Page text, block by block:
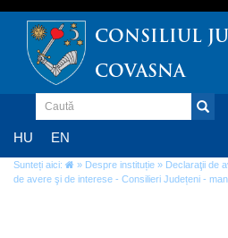
CONSILIUL
COVASNA
HU EN
Sunteți aici: » Despre instituție » Declaraţii de
de avere şi de interese - Consilieri Județeni -